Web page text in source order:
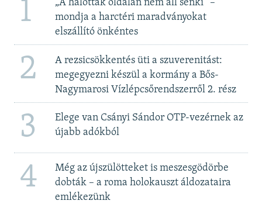
1
„A halottak oldalán nem áll senki” –
mondja a harctéri maradványokat
elszállító önkéntes
2
A rezsicsökkentés üti a szuverenitást:
megegyezni készül a kormány a Bős-
Nagymarosi Vízlépcsőrendszerről 2. rész
3
Elege van Csányi Sándor OTP-vezérnek az
újabb adókból
4
Még az újszülötteket is meszesgödörbe
dobták – a roma holokauszt áldozataira
emlékezünk